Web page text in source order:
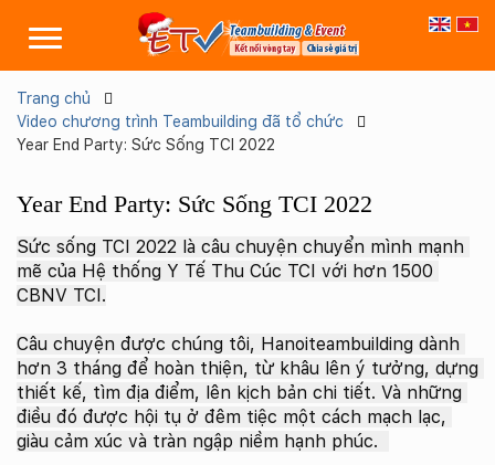
Trang chủ
Video chương trình Teambuilding đã tổ chức
Year End Party: Sức Sống TCI 2022
Year End Party: Sức Sống TCI 2022
Sức sống TCI 2022 là câu chuyện chuyển mình mạnh
mẽ của Hệ thống Y Tế Thu Cúc TCI với hơn 1500
CBNV TCI.
Câu chuyện được chúng tôi, Hanoiteambuilding dành
hơn 3 tháng để hoàn thiện, từ khâu lên ý tưởng, dựng
thiết kế, tìm địa điểm, lên kịch bản chi tiết. Và những
điều đó được hội tụ ở đêm tiệc một cách mạch lạc,
giàu cảm xúc và tràn ngập niềm hạnh phúc.